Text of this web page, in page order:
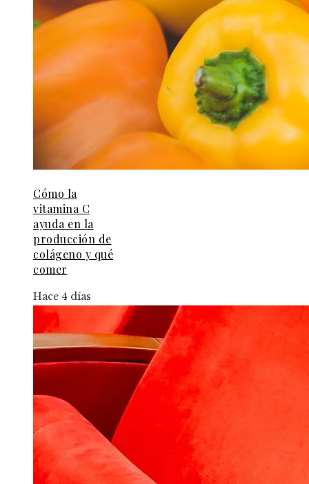
Cómo la
vitamina C
ayuda en la
producción de
colágeno y qué
comer
Hace 4 días